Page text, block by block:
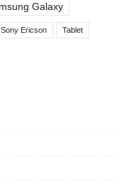
Galaxy
Sony Ericson Tablet